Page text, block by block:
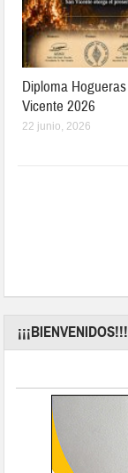
Diploma
Vicente 2026
22 junio, 2026